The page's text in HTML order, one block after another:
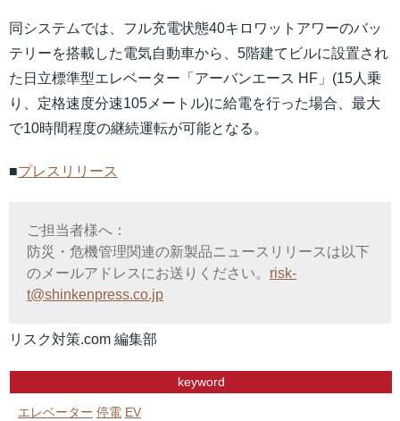
同システムでは、フル充電状態40キロワットアワーのバッ
テリーを搭載した電気自動車から、5階建てビルに設置され
た日立標準型エレベーター「アーバンエース HF」(15人乗
り、定格速度分速105メートル)に給電を行った場合、最大
で10時間程度の継続運転が可能となる。
■プレスリリース
ご担当者様へ：
防災・危機管理関連の新製品ニュースリリースは以下
のメールアドレスにお送りください。 risk-
t@shinkenpress.co.jp
リスク対策.com 編集部
keyword
エレベーター 停電 EV